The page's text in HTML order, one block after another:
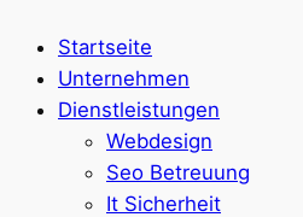
Startseite
Unternehmen
Dienstleistungen
Webdesign
Seo Betreuung
It Sicherheit